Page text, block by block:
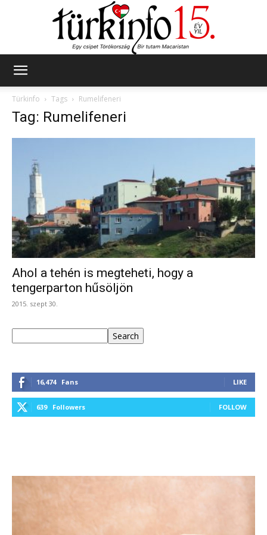
Türkinfo
Tags Rumelifeneri
Tag: Rumelifeneri
Ahol a tehén is megteheti, hogy a
tengerparton hűsöljön
2015. szept 30.
Search
16,474 Fans LIKE
639 Followers FOLLOW